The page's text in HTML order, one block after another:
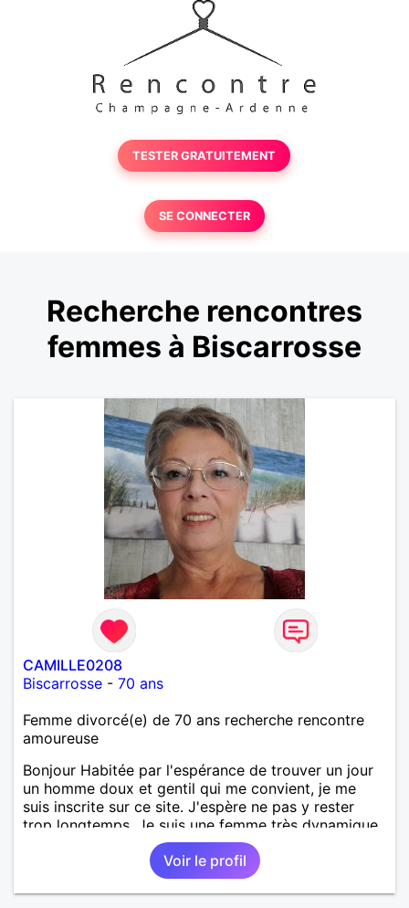
TESTER GRATUITEMENT
SE CONNECTER
Recherche rencontres
femmes à Biscarrosse
CAMILLE0208
Biscarrosse - 70 ans
Femme divorcé(e) de 70 ans recherche rencontre
amoureuse
Bonjour Habitée par l'espérance de trouver un jour
un homme doux et gentil qui me convient, je me
suis inscrite sur ce site. J'espère ne pas y rester
trop longtemps. Je suis une femme très dynamique,
droite, franche, généreuse, très sensible, câline,
j'adore les diners en amoureux avec musique, le
cinéma, les promenades, la mer, la plage, et les
jolies choses en général.
Voir le profil